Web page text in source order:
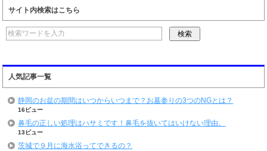
サイト内検索はこちら
人気記事一覧
静岡のお盆の期間はいつからいつまで？お墓参りの3つのNGとは？
16ビュー
鼻毛の正しい処理はハサミです！鼻毛を抜いてはいけない理由。
13ビュー
茨城で９月に海水浴ってできるの？